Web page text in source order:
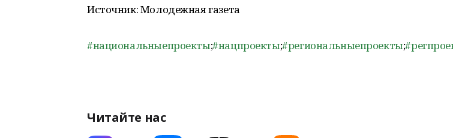
Источник: Молодежная газета
#национальныепроекты;#нацпроекты;#региональныепроекты;
Читайте нас